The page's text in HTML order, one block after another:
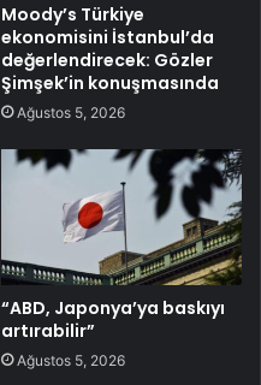
Moody’s Türkiye
ekonomisini İstanbul’da
değerlendirecek: Gözler
Şimşek’in konuşmasında
Ağustos 5, 2026
“ABD, Japonya’ya baskıyı
artırabilir”
Ağustos 5, 2026